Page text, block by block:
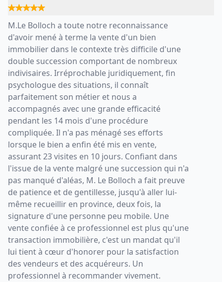
M.Le Bolloch a toute notre reconnaissance
d'avoir mené à terme la vente d'un bien
immobilier dans le contexte très difficile d'une
double succession comportant de nombreux
indivisaires. Irréprochable juridiquement, fin
psychologue des situations, il connaît
parfaitement son métier et nous a
accompagnés avec une grande efficacité
pendant les 14 mois d'une procédure
compliquée. Il n'a pas ménagé ses efforts
lorsque le bien a enfin été mis en vente,
assurant 23 visites en 10 jours. Confiant dans
l'issue de la vente malgré une succession qui n'a
pas manqué d'aléas, M. Le Bolloch a fait preuve
de patience et de gentillesse, jusqu'à aller lui-
même recueillir en province, deux fois, la
signature d'une personne peu mobile. Une
vente confiée à ce professionnel est plus qu'une
transaction immobilière, c'est un mandat qu'il
lui tient à cœur d'honorer pour la satisfaction
des vendeurs et des acquéreurs. Un
professionnel à recommander vivement.